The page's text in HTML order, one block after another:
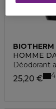
BIOTHERM
HOMME
Déodorant
25,20 €